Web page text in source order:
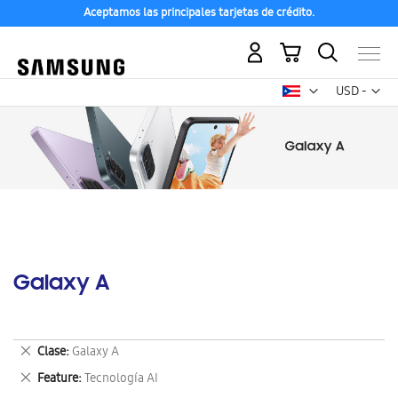
Aceptamos las principales tarjetas de crédito.
USD -
dólar
Mi carrito
Galaxy A
Clase Galaxy A
Eliminar
este
artículo
Feature Tecnología AI
Eliminar